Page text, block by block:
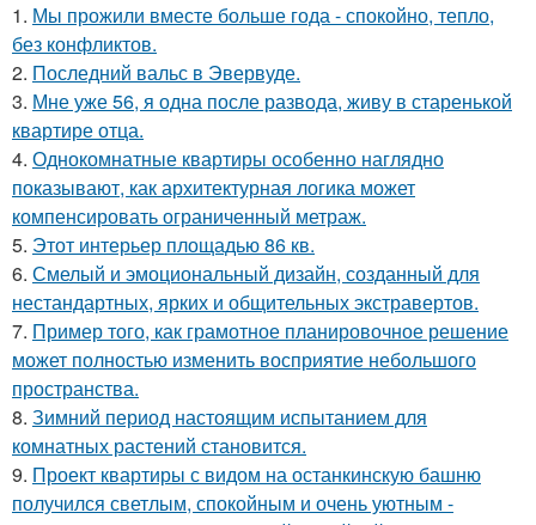
1. Мы прожили вместе больше года - спокойно, тепло,
без конфликтов.
2. Последний вальс в Эвервуде.
3. Мне уже 56, я одна после развода, живу в старенькой
квартире отца.
4. Однокомнатные квартиры особенно наглядно
показывают, как архитектурная логика может
компенсировать ограниченный метраж.
5. Этот интерьер площадью 86 кв.
6. Смелый и эмоциональный дизайн, созданный для
нестандартных, ярких и общительных экстравертов.
7. Пример того, как грамотное планировочное решение
может полностью изменить восприятие небольшого
пространства.
8. Зимний период настоящим испытанием для
комнатных растений становится.
9. Проект квартиры с видом на останкинскую башню
получился светлым, спокойным и очень уютным -